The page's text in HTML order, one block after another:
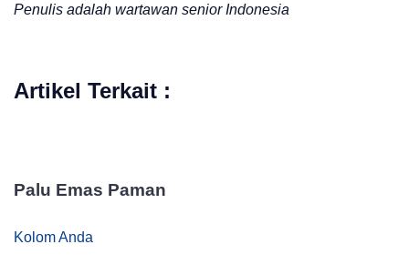
Penulis adalah wartawan senior Indonesia
Artikel Terkait :
Palu Emas Paman
Kolom Anda